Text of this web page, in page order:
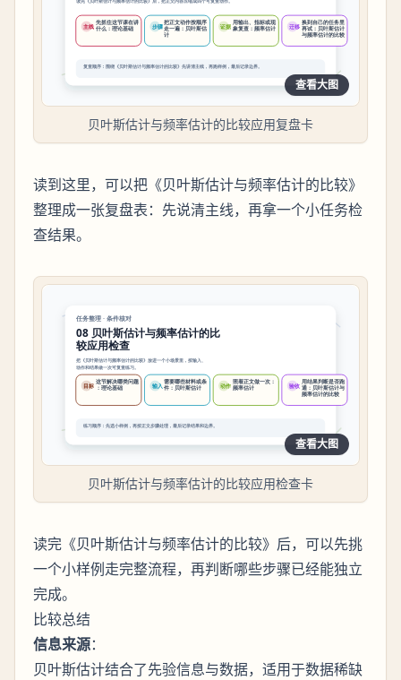
查看大图
贝叶斯估计与频率估计的比较应用复盘卡
读到这里，可以把《贝叶斯估计与频率估计的比较》
整理成一张复盘表：先说清主线，再拿一个小任务检
查结果。
查看大图
贝叶斯估计与频率估计的比较应用检查卡
读完《贝叶斯估计与频率估计的比较》后，可以先挑
一个小样例走完整流程，再判断哪些步骤已经能独立
完成。
比较总结
信息来源：
贝叶斯估计结合了先验信息与数据，适用于数据稀缺